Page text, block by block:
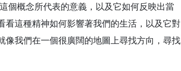
個概念所代表的意義，以及它如何反映出當
看這種精神如何影響著我們的生活，以及它對
像我們在一個很廣闊的地圖上尋找方向，尋找